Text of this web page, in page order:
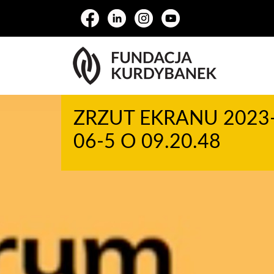
ZRZUT EKRANU
06-5 O 09.20.48